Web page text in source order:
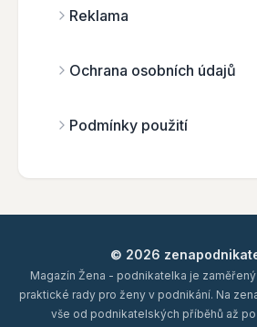
Reklama
Ochrana osobních údajů
Podmínky použití
© 2026
Magazín Žena - podnikatelka je
praktické rady pro ženy v podnikání. Na
vše od podnikatelských příběhů až